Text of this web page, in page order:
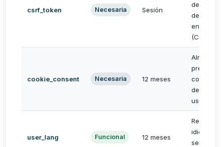
csrf_token Necesaria Sesión
de
de
entre
(CSRF).
cookie_consent Necesaria 12 meses
de
usuario.
user_lang Funcional 12 meses
idioma